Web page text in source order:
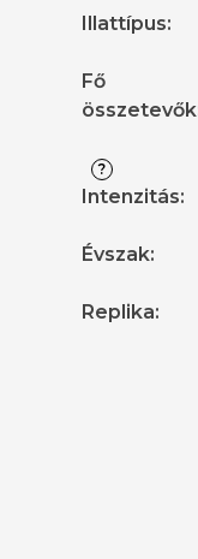
Illattípus:
Fő
összetevők
?
Intenzitás:
Évszak:
Replika: